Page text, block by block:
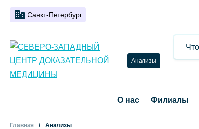
Санкт-Петербург
Анализы
О нас Филиалы
Главная Анализы